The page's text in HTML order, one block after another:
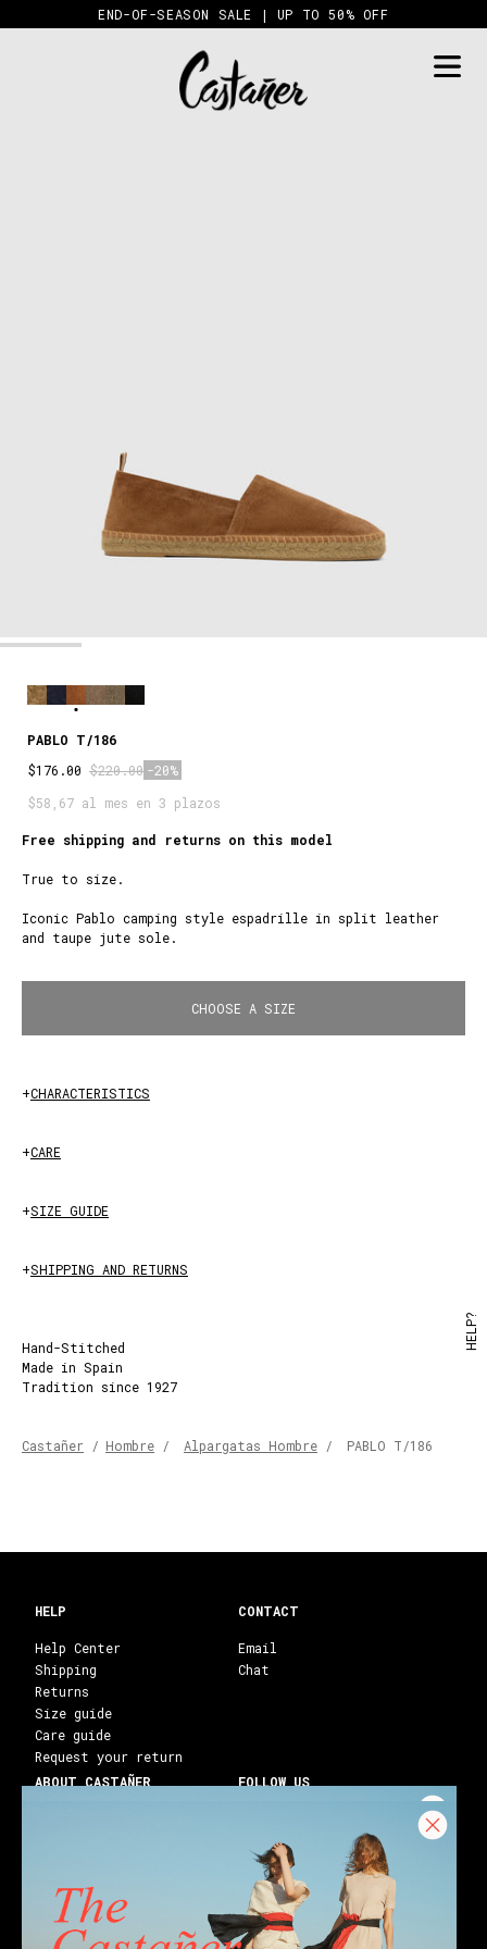
to
END-OF-SEASON SALE | UP TO 50% OFF
PABLO T/186
$176.00 $220.00 -20%
$58,67 al mes en 3 plazos
LEATHER
Free shipping and returns on this model
True to size.
Iconic Pablo camping style espadrille in split leather
and taupe jute sole.
CHOOSE A SIZE
+CHARACTERISTICS
+CARE
+SIZE GUIDE
+SHIPPING AND RETURNS
Hand-Stitched
Made in Spain
Tradition since 1927
Castañer / Hombre / Alpargatas Hombre / PABLO T/186
CONTACT
Email
Chat
HELP
Help Center
Shipping
Returns
Size guide
Care guide
Request your return
ABOUT CASTAÑER
Franchises
Stores
Castañer Society
FOLLOW US
Facebook
Youtube
Blog
HELP?